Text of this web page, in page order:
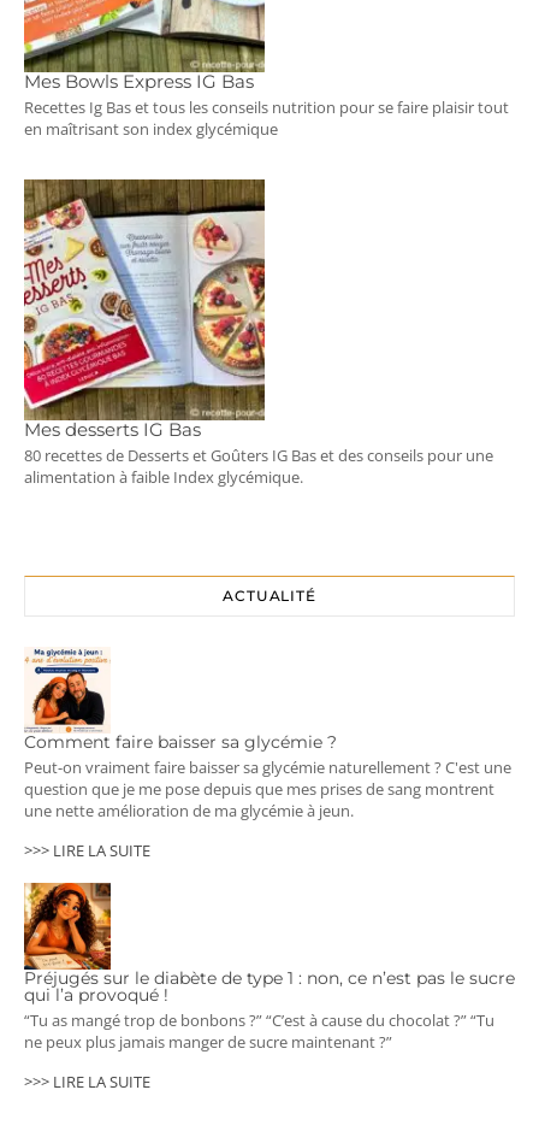
Mes Bowls Express IG Bas
Recettes Ig Bas et tous les conseils nutrition pour se faire plaisir tout
en maîtrisant son index glycémique
Mes desserts IG Bas
80 recettes de Desserts et Goûters IG Bas et des conseils pour une
alimentation à faible Index glycémique.
ACTUALITÉ
Comment faire baisser sa glycémie ?
Peut-on vraiment faire baisser sa glycémie naturellement ? C'est une
question que je me pose depuis que mes prises de sang montrent
une nette amélioration de ma glycémie à jeun.
>>> LIRE LA SUITE
Préjugés sur le diabète de type 1 : non, ce n’est pas le sucre
qui l’a provoqué !
“Tu as mangé trop de bonbons ?” “C’est à cause du chocolat ?” “Tu
ne peux plus jamais manger de sucre maintenant ?”
>>> LIRE LA SUITE